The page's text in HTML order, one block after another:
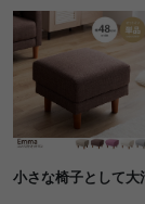
小さな椅子として